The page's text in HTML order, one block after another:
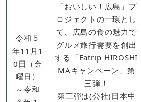
令和５
年11月1
0日（金
曜日）
～令和
「おいしい！広島」プ
ロジェクトの一環とし
て、広島の食の魅力で
グルメ旅行需要を創出
する「Eatrip HIROSHI
MAキャンペーン」第
三弾！
第三弾は(公社)日本中